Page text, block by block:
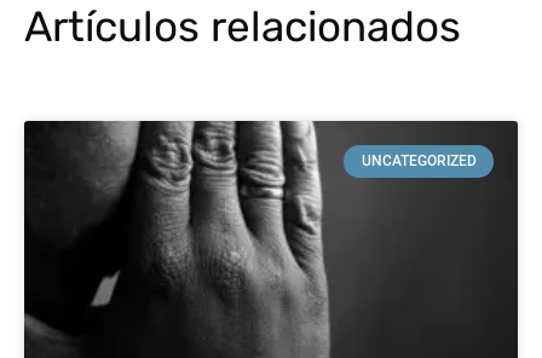
Artículos relacionados
UNCATEGORIZED